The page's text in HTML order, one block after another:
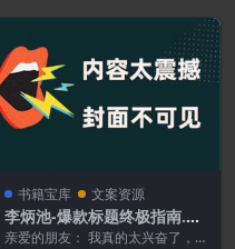
书籍宝库 文案资源
李炳池-爆款标题终极指南.PD
F
亲爱的朋友： 我真的太兴奋了，